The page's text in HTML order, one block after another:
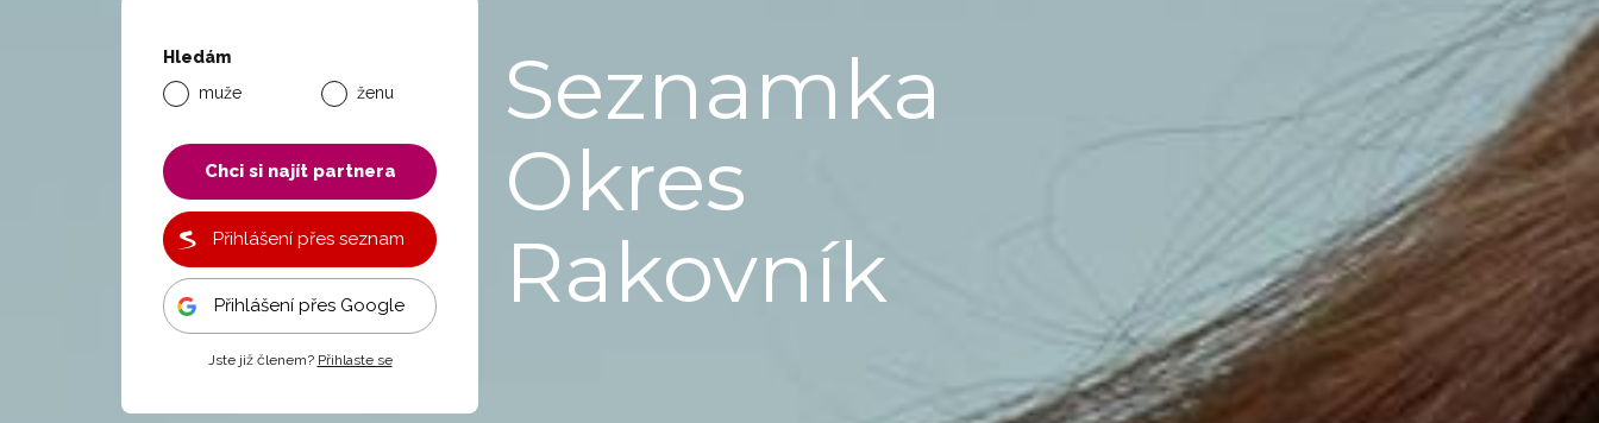
Hledám
muže
ženu
Chci si najít partnera
Přihlášení přes seznam
Přihlášení přes Google
Jste již členem? Přihlaste se
Seznamka
Okres
Rakovník